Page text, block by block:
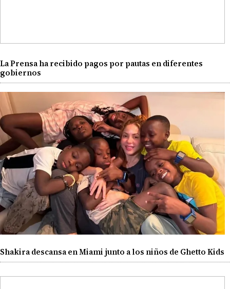
La Prensa ha recibido pagos por pautas en diferentes
gobiernos
Shakira descansa en Miami junto a los niños de Ghetto Kids